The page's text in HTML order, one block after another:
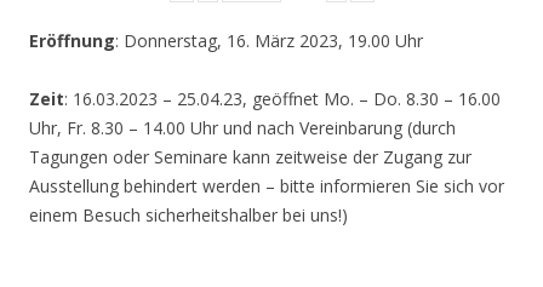
Eröffnung: Donnerstag, 16. März 2023, 19.00 Uhr
Zeit: 16.03.2023 – 25.04.23, geöffnet Mo. – Do. 8.30 – 16.00
Uhr, Fr. 8.30 – 14.00 Uhr und nach Vereinbarung (durch
Tagungen oder Seminare kann zeitweise der Zugang zur
Ausstellung behindert werden – bitte informieren Sie sich vor
einem Besuch sicherheitshalber bei uns!)